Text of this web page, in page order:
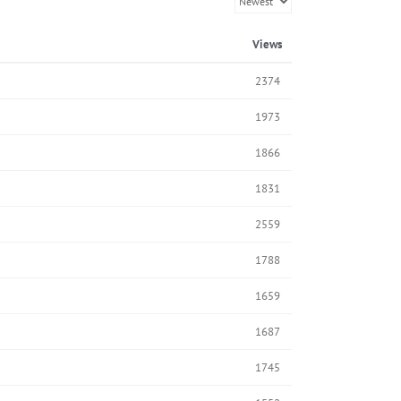
Views
2374
1973
1866
1831
2559
1788
1659
1687
1745